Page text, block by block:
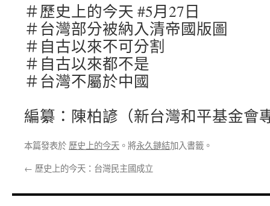
＃歷史上的今天 #5月27日
＃台灣部分被納入清帝國版圖
＃自古以來不可分割
＃自古以來都不是
＃台灣不屬於中國
編纂：陳柏諺（新台灣和平基金會
本篇發表於 歷史上的今天 。將永久鏈結加入書籤。
← 歷史上的今天：台灣民主國成立